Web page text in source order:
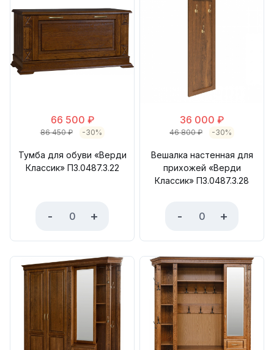
66 500 ₽
86 450₽ -30%
Тумба для обуви «Верди
Классик» П3.0487.3.22
- +
36 000 ₽
46 800₽ -30%
Вешалка настенная для
прихожей «Верди
Классик» П3.0487.3.28
- +